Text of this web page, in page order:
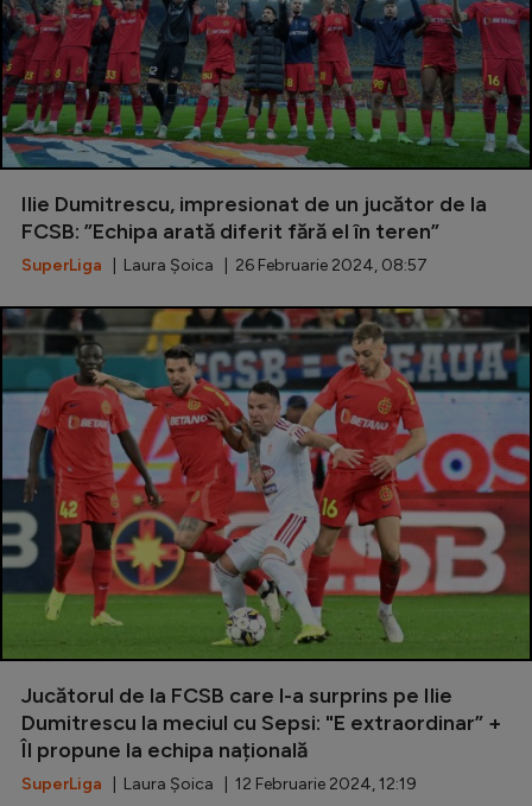
Ilie Dumitrescu, impresionat de un jucător de la
FCSB: ”Echipa arată diferit fără el în teren”
SuperLiga | Laura Șoica | 26 Februarie 2024, 08:57
Jucătorul de la FCSB care l-a surprins pe Ilie
Dumitrescu la meciul cu Sepsi: "E extraordinar” +
Îl propune la echipa națională
SuperLiga | Laura Șoica | 12 Februarie 2024, 12:19